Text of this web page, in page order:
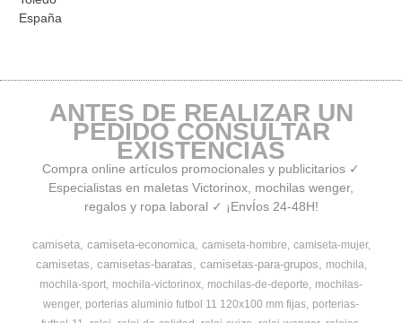
España
ANTES DE REALIZAR UN
PEDIDO CONSULTAR
EXISTENCIAS
Compra online artículos promocionales y publicitarios ✓
Especialistas en maletas Victorinox, mochilas wenger,
regalos y ropa laboral ✓ ¡EnvÍos 24-48H!
camiseta camiseta-economica camiseta-hombre camiseta-mujer
camisetas camisetas-baratas camisetas-para-grupos
mochila
mochila-sport mochila-victorinox mochilas-de-deporte
mochilas-
wenger porterias aluminio futbol 11 120x100 mm fijas porterias-